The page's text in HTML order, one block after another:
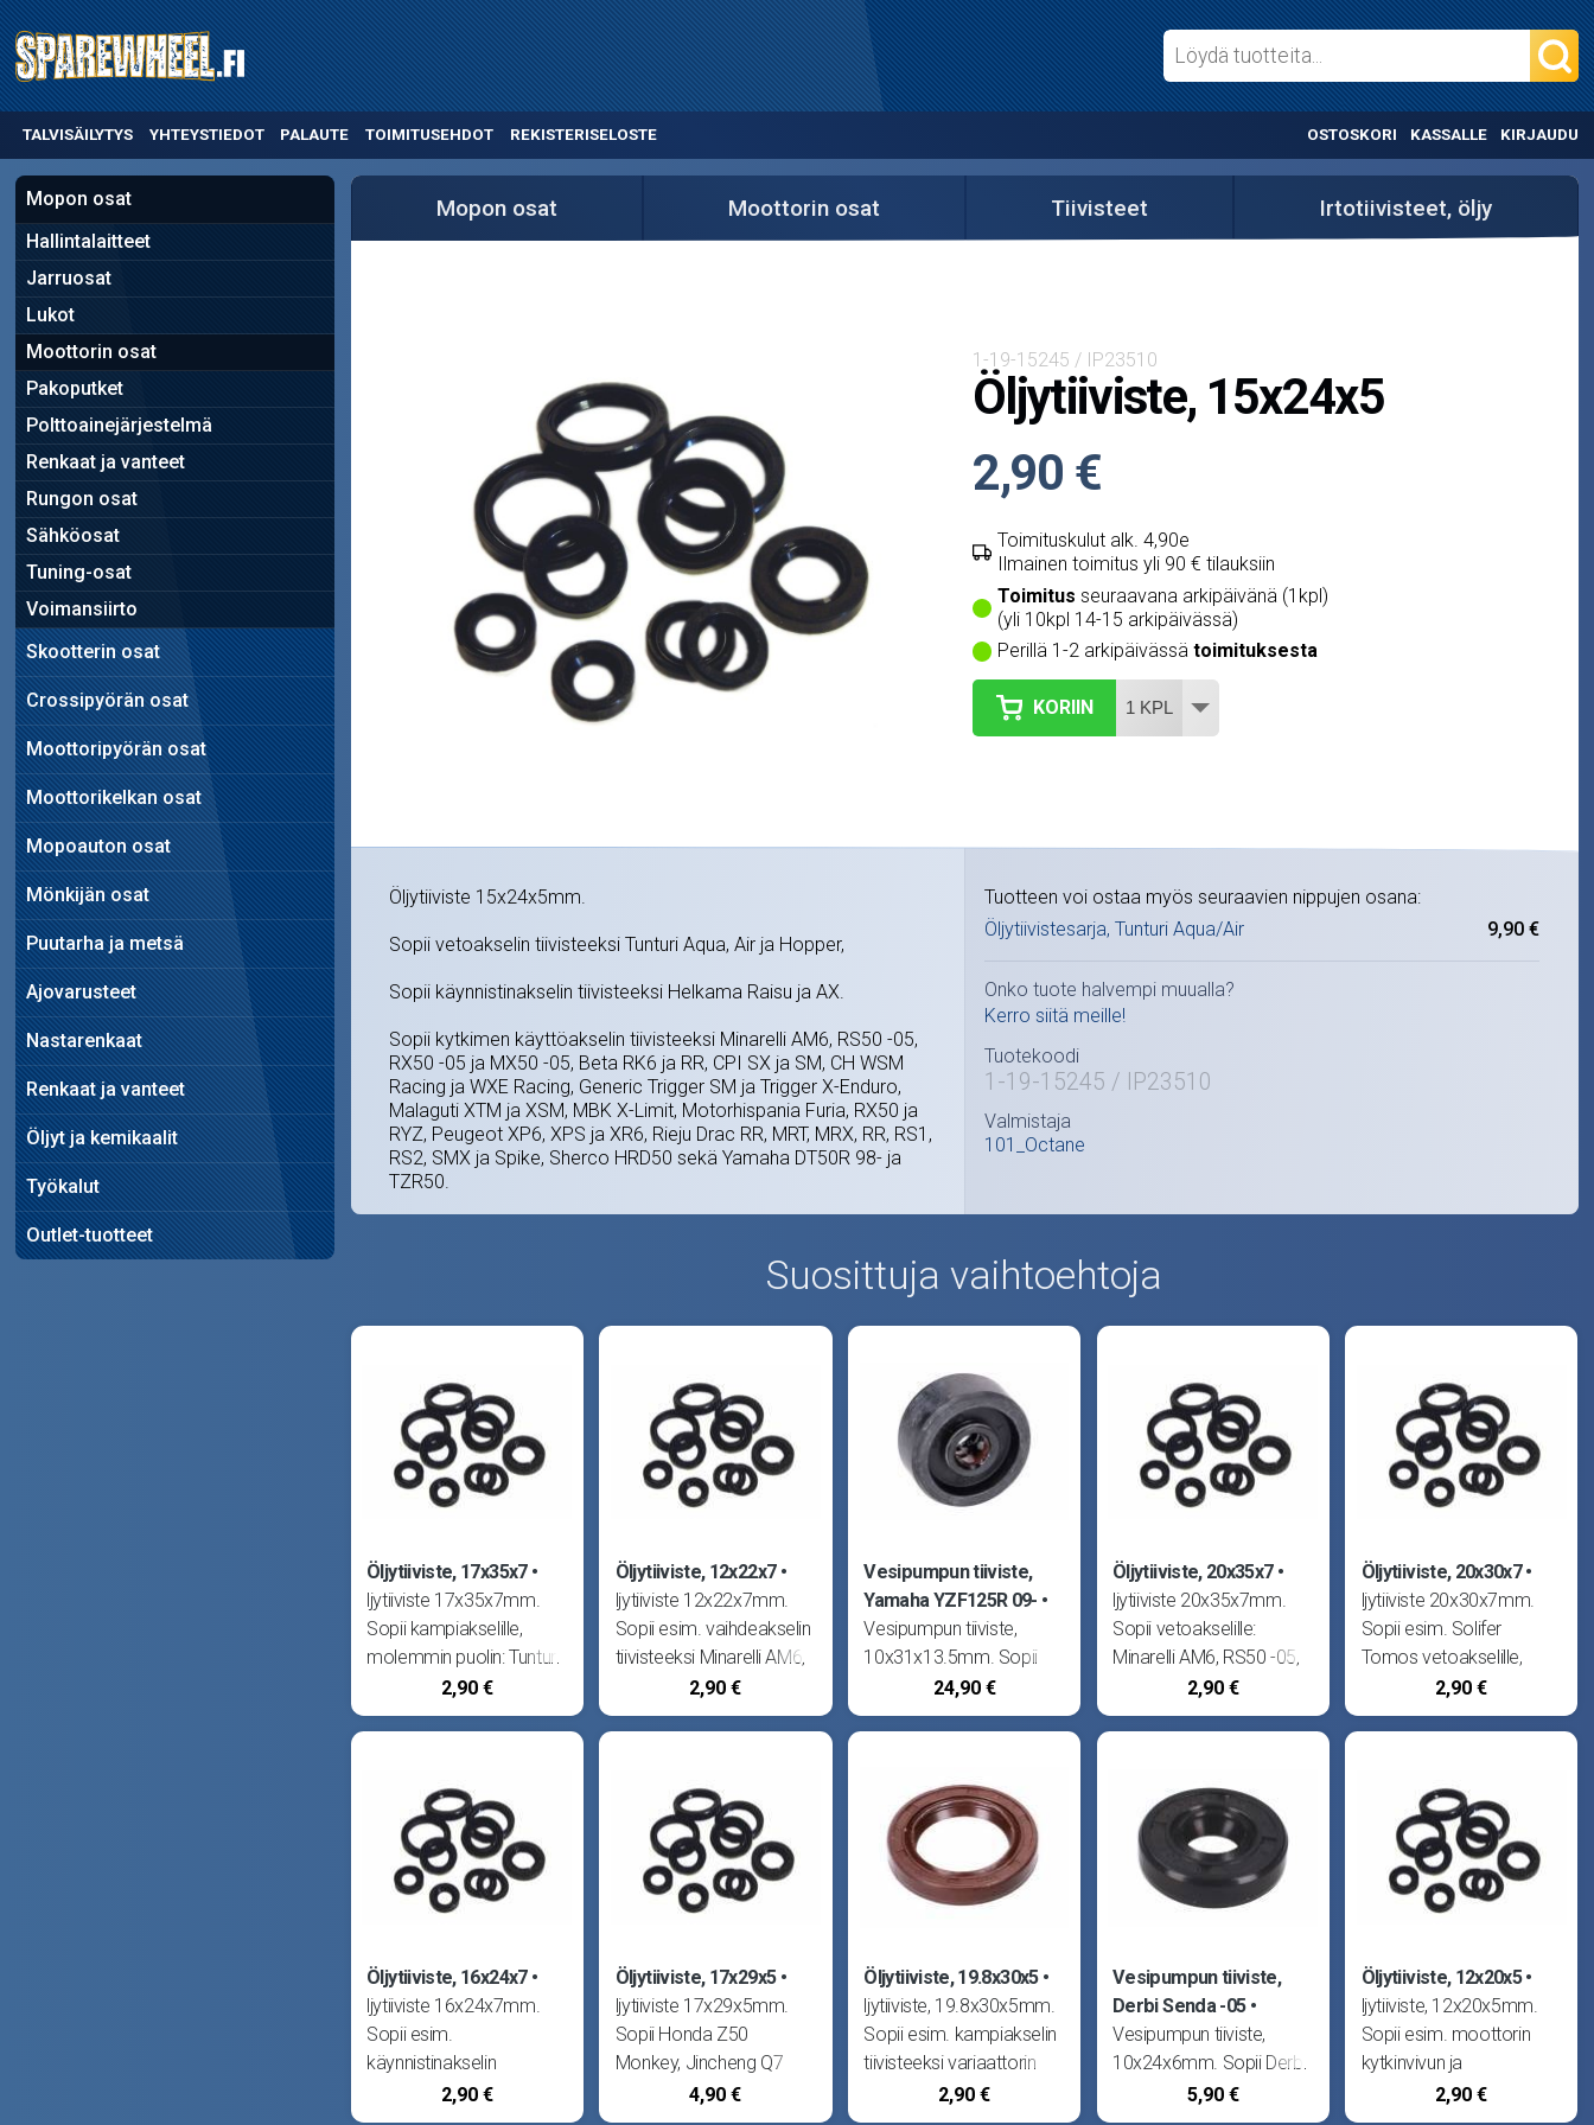
TALVISÄILYTYS YHTEYSTIEDOT PALAUTE TOIMITUSEHDOT REKISTERISELOSTE OSTOSKORI KASSALLE KIRJAUDU
Mopon osat
Hallintalaitteet
Jarruosat
Lukot
Moottorin osat
Pakoputket
Polttoainejärjestelmä
Renkaat ja vanteet
Rungon osat
Sähköosat
Tuning-osat
Voimansiirto
Skootterin osat
Crossipyörän osat
Moottoripyörän osat
Moottorikelkan osat
Mopoauton osat
Mönkijän osat
Puutarha ja metsä
Ajovarusteet
Nastarenkaat
Renkaat ja vanteet
Öljyt ja kemikaalit
Työkalut
Outlet-tuotteet
Mopon osat Moottorin osat Tiivisteet Irtotiivisteet, öljy
1-19-15245 / IP23510
Öljytiiviste, 15x24x5
2,90 €
Toimituskulut alk. 4,90e
Ilmainen toimitus yli 90 € tilauksiin
Toimitus seuraavana arkipäivänä (1kpl)
(yli 10kpl 14-15 arkipäivässä)
Perillä 1-2 arkipäivässä toimituksesta
KORIIN
Öljytiiviste 15x24x5mm.
Sopii vetoakselin tiivisteeksi Tunturi Aqua, Air ja Hopper,
Sopii käynnistinakselin tiivisteeksi Helkama Raisu ja AX.
Sopii kytkimen käyttöakselin tiivisteeksi Minarelli AM6, RS50 -05,
RX50 -05 ja MX50 -05, Beta RK6 ja RR, CPI SX ja SM, CH WSM
Racing ja WXE Racing, Generic Trigger SM ja Trigger X-Enduro,
Malaguti XTM ja XSM, MBK X-Limit, Motorhispania Furia, RX50 ja
RYZ, Peugeot XP6, XPS ja XR6, Rieju Drac RR, MRT, MRX, RR, RS1,
RS2, SMX ja Spike, Sherco HRD50 sekä Yamaha DT50R 98- ja
TZR50.
Tuotteen voi ostaa myös seuraavien nippujen osana:
Öljytiivistesarja, Tunturi Aqua/Air
9,90 €
Onko tuote halvempi muualla?
Kerro siitä meille!
Tuotekoodi
1-19-15245 / IP23510
Valmistaja
101_Octane
Suosittuja vaihtoehtoja
Öljytiiviste, 17x35x7
ljytiiviste 17x35x7mm.
Sopii kampiakselille,
molemmin puolin: Tunturi
Aqua, Air, Hopper, Super
Sport ja Pappa. Sopii
Sopii kampiakselille,
vasemmalle puolelle:
Minarelli
2,90 €
Öljytiiviste, 12x22x7
ljytiiviste 12x22x7mm.
Sopii esim. vaihdeakselin
tiivisteeksi Minarelli AM6,
Tunturi Aqua, Air ja
Hopper, Helkama Raisu
2,90 €
Vesipumpun tiiviste,
Yamaha YZF125R 09-
Vesipumpun tiiviste,
10x31x13.5mm. Sopii
Minarelli 125cc, Beta RR
125, Fantic Caballero
Husqvarna SMR125,
SMS4 ja TE125, MBK
Cityliner
24,90 €
Öljytiiviste, 20x35x7
ljytiiviste 20x35x7mm.
Sopii vetoakselille:
Minarelli AM6, RS50 -05,
RX50 -05 ja MX50 -05,
Beta RK6 ja RR, CH WSM
2,90 €
Öljytiiviste, 20x30x7
ljytiiviste 20x30x7mm.
Sopii esim. Solifer
Tomos vetoakselille,
Peugeot pystysylinteriset
kampiakselille
vaakasylinteriset
kampiakselille molemmin
puolin.
2,90 €
Öljytiiviste, 16x24x7
ljytiiviste 16x24x7mm.
Sopii esim.
käynnistinakselin
tiivisteeksi Solifer Tomos
sekä Tunturi (Puch).
2,90 €
Öljytiiviste, 17x29x5
ljytiiviste 17x29x5mm.
Sopii Honda Z50
Monkey, Jincheng Q7
sekä Skyteam Monkey
vetoakselin tiivisteeksi.
4,90 €
Öljytiiviste, 19.8x30x5
ljytiiviste, 19.8x30x5mm.
Sopii esim. kampiakselin
tiivisteeksi variaattorin
puolelle kiinalaiset 4T -
skootterit, esim. Fude 4T.
2,90 €
Vesipumpun tiiviste,
Derbi Senda -05
Vesipumpun tiiviste,
10x24x6mm. Sopii Derbi
Senda R -99, Senda
R/SM 00-05, Senda
5,90 €
Öljytiiviste, 12x20x5
ljytiiviste, 12x20x5mm.
Sopii esim. moottorin
kytkinvivun ja
vaihdeakselin tiivisteiksi:
Aprilia RS50 06-, RX50
2,90 €